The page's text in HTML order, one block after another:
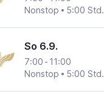
Nonstop
5:00 Std.
So 6.9.
7:00 - 11:00
Nonstop
5:00 Std.